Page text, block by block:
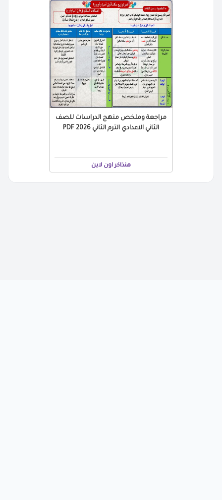
مراجعة وملخص منهج الدراسات للصف
الثاني الاعدادي الترم الثاني 2026 PDF
هنذاكر اون لاين